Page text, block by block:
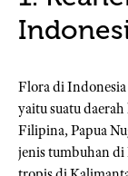
Flora di
yaitu suatu
Filipina, Papua
jenis tumbuhan